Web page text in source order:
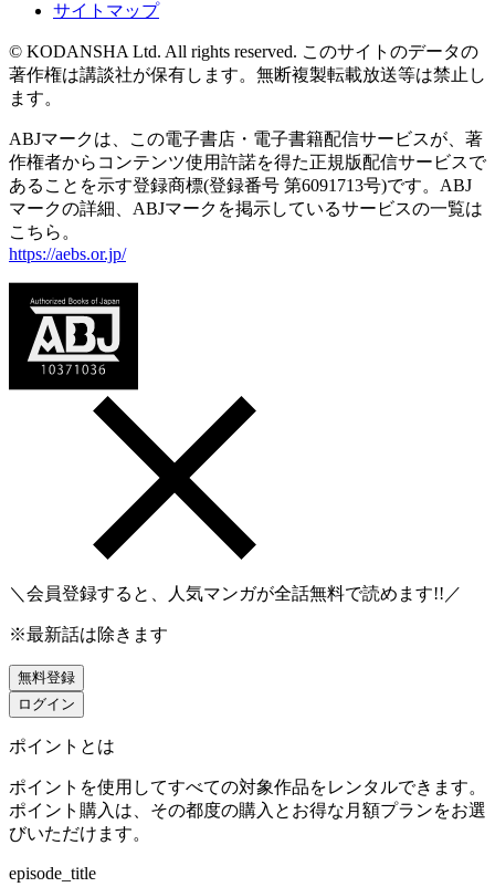
サイトマップ
© KODANSHA Ltd. All rights reserved. このサイトのデータの
著作権は講談社が保有します。無断複製転載放送等は禁止し
ます。
ABJマークは、この電子書店・電子書籍配信サービスが、著
作権者からコンテンツ使用許諾を得た正規版配信サービスで
あることを示す登録商標(登録番号 第6091713号)です。ABJ
マークの詳細、ABJマークを掲示しているサービスの一覧は
こちら。
https://aebs.or.jp/
＼会員登録すると、人気マンガが全話無料で読めます!!／
※最新話は除きます
無料登録
ログイン
ポイントとは
ポイントを使用してすべての対象作品をレンタルできます。
ポイント購入は、その都度の購入とお得な月額プランをお選
びいただけます。
episode_title